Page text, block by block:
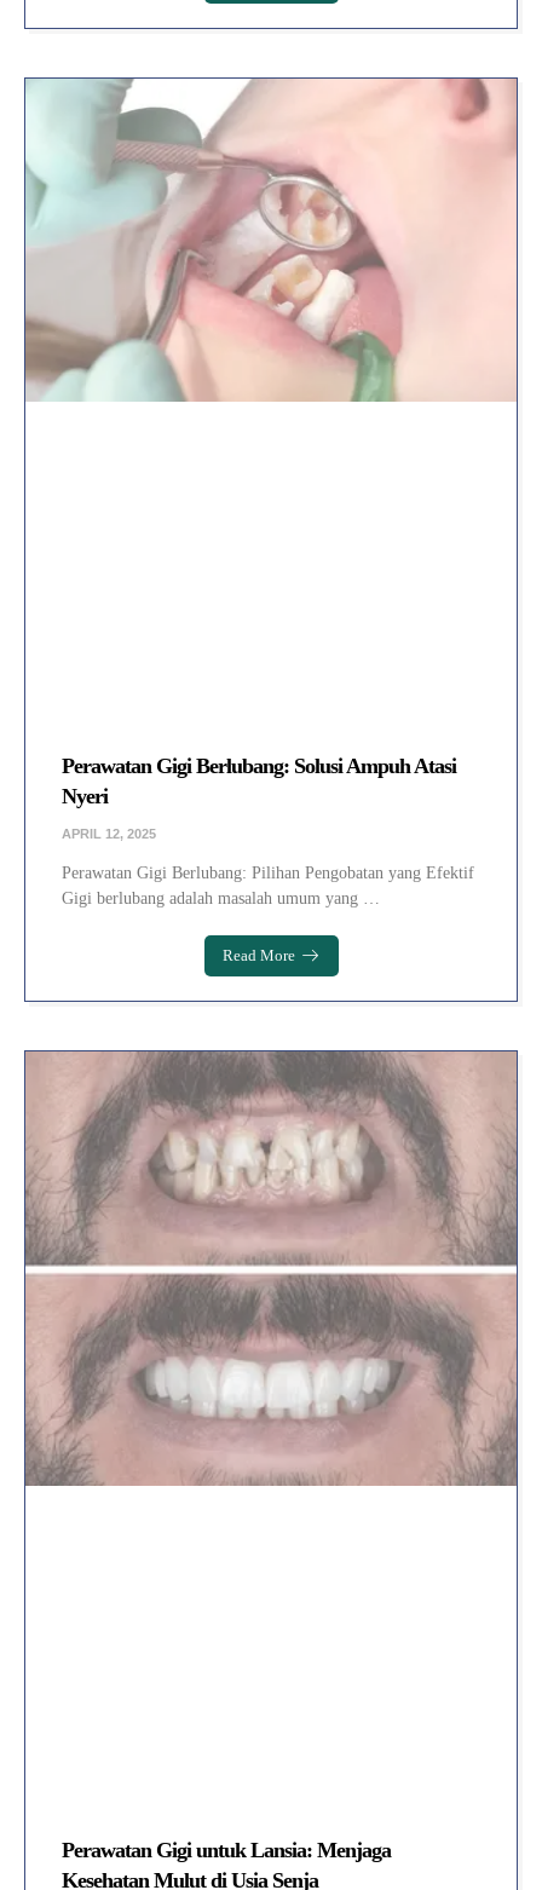
Perawatan Gigi Berlubang: Solusi Ampuh Atasi
Nyeri
APRIL 12, 2025
Perawatan Gigi Berlubang: Pilihan Pengobatan yang Efektif
Gigi berlubang adalah masalah umum yang …
Read More
Perawatan Gigi untuk Lansia: Menjaga
Kesehatan Mulut di Usia Senja